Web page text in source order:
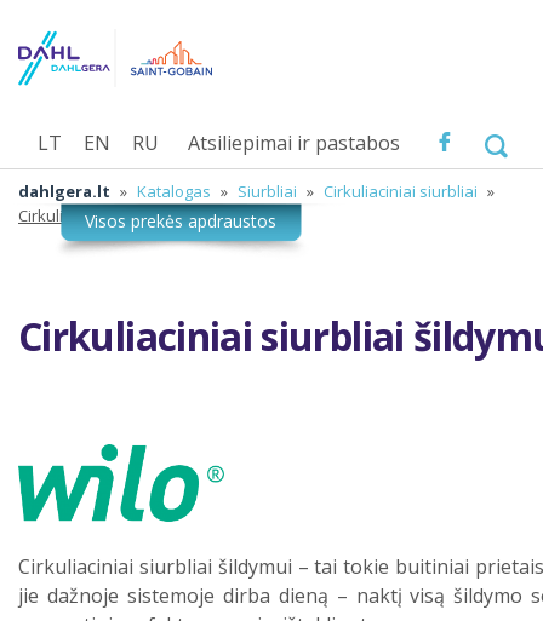
Atsiliepimai ir pastabos
LT EN RU
dahlgera.lt » Katalogas » Siurbliai » Cirkuliaciniai siurbliai »
Cirkuliaciniai siurbliai šildymui
Cirkuliaciniai siurbliai
Cirkuliaciniai siurbliai šildymui – tai tokie buitiniai
jie dažnoje sistemoje dirba dieną – naktį visą šildymo